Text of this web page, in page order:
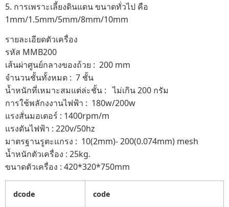
5. การเพราะเลี้ยงดินแดน ขนาดทั่วไป คือ
1mm/1.5mm/5mm/8mm/10mm
รายละเอียดตัวเครื่อง
รหัส MMB200
เส้นผ่าศูนย์กลางของถ้วย : 200 mm
จำนวนชั้นทั้งหมด : 7 ชั้น
น้ำหนักที่เหมาะสมแต่ล่ะชั้น : ไม่เกิน 200 กรัม
การใช้พลักงงานไฟฟ้า : 180w/200w
แรงสั่นมอเตอร์ : 1400rpm/m
แรงดันไฟฟ้า : 220v/50hz
มาตรฐานรูตะแกรง : 10(2mm)- 200(0.074mm) mesh
น้ำหนักตัวเครื่อง : 25kg.
ขนาดตัวเครื่อง : 420*320*750mm
dcode code